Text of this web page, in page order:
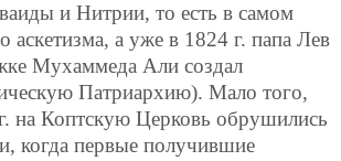
и Нитрии, то есть в самом
аскетизма, а уже в 1824 г. папа Лев
Мухаммеда Али создал
Патриархию). Мало того,
на Коптскую Церковь обрушились
когда первые получившие